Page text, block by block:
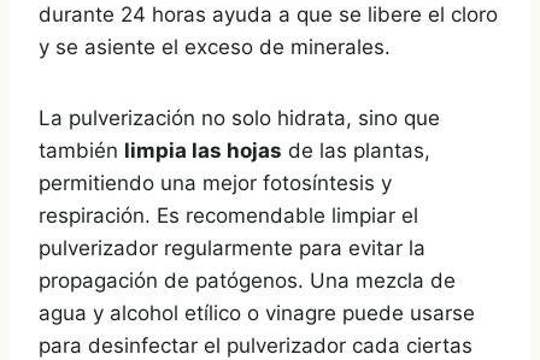
durante 24 horas ayuda a que se libere el cloro
y se asiente el exceso de minerales.
La pulverización no solo hidrata, sino que
también limpia las hojas de las plantas,
permitiendo una mejor fotosíntesis y
respiración. Es recomendable limpiar el
pulverizador regularmente para evitar la
propagación de patógenos. Una mezcla de
agua y alcohol etílico o vinagre puede usarse
para desinfectar el pulverizador cada ciertas